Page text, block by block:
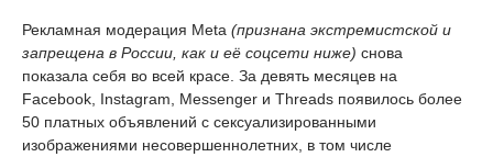
Рекламная модерация Meta (признана экстремистской и
запрещена в России, как и её соцсети ниже) снова
показала себя во всей красе. За девять месяцев на
Facebook, Instagram, Messenger и Threads появилось более
50 платных объявлений с сексуализированными
изображениями несовершеннолетних, в том числе